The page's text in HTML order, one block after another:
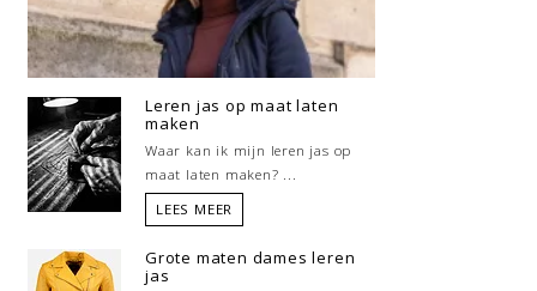
Leren jas op maat laten
maken
Waar kan ik mijn leren jas op
maat laten maken? ...
LEES MEER
Grote maten dames leren
jas